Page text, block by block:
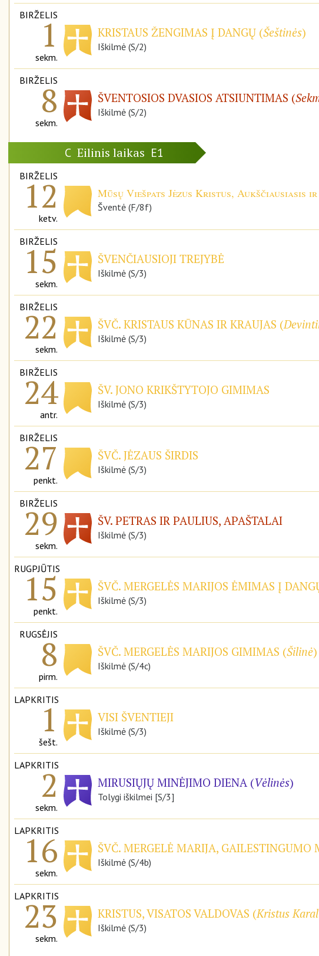
BIRŽELIS
1
sekm.
KRISTAUS ŽENGIMAS Į DANGŲ (Šeštinės)
Iškilmė (S/2)
BIRŽELIS
8
sekm.
ŠVENTOSIOS DVASIOS ATSIUNTIMAS (
Iškilmė (S/2)
C Eilinis laikas E1
BIRŽELIS
12
ketv.
Mūsų Viešpats Jėzus Kristus, Aukščiausiasis
Šventė (F/8f)
BIRŽELIS
15
sekm.
ŠVENČIAUSIOJI TREJYBĖ
Iškilmė (S/3)
BIRŽELIS
22
sekm.
ŠVČ. KRISTAUS KŪNAS IR KRAUJAS (
Iškilmė (S/3)
BIRŽELIS
24
antr.
ŠV. JONO KRIKŠTYTOJO GIMIMAS
Iškilmė (S/3)
BIRŽELIS
27
penkt.
ŠVČ. JĖZAUS ŠIRDIS
Iškilmė (S/3)
BIRŽELIS
29
sekm.
ŠV. PETRAS IR PAULIUS, APAŠTALAI
Iškilmė (S/3)
RUGPJŪTIS
15
penkt.
ŠVČ. MERGELĖS MARIJOS ĖMIMAS Į
Iškilmė (S/3)
RUGSĖJIS
8
pirm.
ŠVČ. MERGELĖS MARIJOS GIMIMAS (Šilinė)
Iškilmė (S/4c)
LAPKRITIS
1
šešt.
VISI ŠVENTIEJI
Iškilmė (S/3)
LAPKRITIS
2
sekm.
MIRUSIŲJŲ MINĖJIMO DIENA (Vėlinės)
Tolygi iškilmei [S/3]
LAPKRITIS
16
sekm.
ŠVČ. MERGELĖ MARIJA, GAILESTINGUMO
Iškilmė (S/4b)
LAPKRITIS
23
sekm.
KRISTUS, VISATOS VALDOVAS (Kristus
Iškilmė (S/3)